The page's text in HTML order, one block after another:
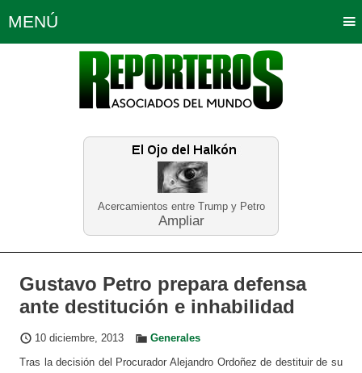
Acercamientos entre Trump y Petro
Ampliar
MENÚ
Política Opinión Bogotá
Planeta Tierra Deportes
Educación Neira
Gustavo Petro prepara defensa
ante destitución e inhabilidad
10 diciembre, 2013 Generales
Tras la decisión del Procurador Alejandro Ordoñez de destituir de su